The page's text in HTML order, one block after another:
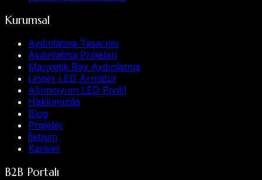
Kurumsal
Aydınlatma Tasarımı
Aydınlatma Projeleri
Manyetik Ray Aydınlatma
Lineer LED Armatür
Alüminyum LED Profil
Hakkımızda
Blog
Projeler
İletişim
Kariyer
B2B Portalı